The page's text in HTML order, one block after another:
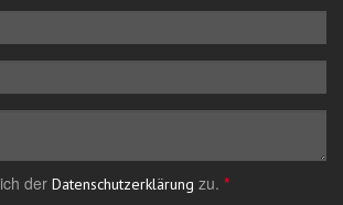
der Datenschutzerklärung zu. *